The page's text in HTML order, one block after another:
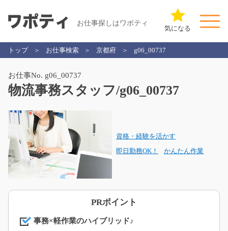
お仕事探しはワポティ
気になる
トップ お仕事検索 京都府 g06_00737
お仕事No. g06_00737
物流事務スタッフ/g06_00737
資格・経験を活かす
即日勤務OK！ かんたん作業
PRポイント
事務×軽作業のハイブリッド♪